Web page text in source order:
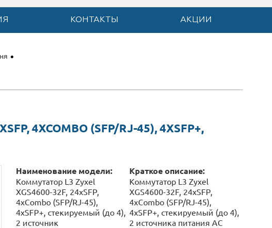
КОНТАКТЫ АКЦИИ
4XCOMBO (SFP/RJ-45), 4XSFP+,
Наименование модели:
Коммутатор L3 Zyxel
XGS4600-32F, 24xSFP,
4xCombo (SFP/RJ-45),
4xSFP+, стекируемый (до 4),
2 источник
Краткое описание:
Коммутатор L3 Zyxel
XGS4600-32F, 24xSFP,
4xCombo (SFP/RJ-45),
4xSFP+, стекируемый (до 4),
2 источника питания AC